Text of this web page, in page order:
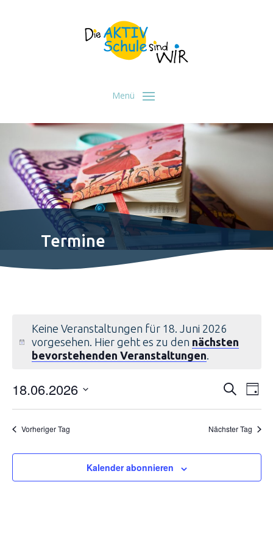
Termine
Keine Veranstaltungen für 18. Juni 2026
vorgesehen. Hier geht es zu den nächsten
bevorstehenden Veranstaltungen.
Suche
SucheTag
18.06.2026
Vorheriger Tag Nächster Tag
Kalender abonnieren